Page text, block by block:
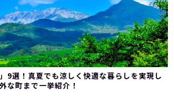
9選！真夏でも涼しく快適な暮らしを実現し
な町まで一挙紹介！